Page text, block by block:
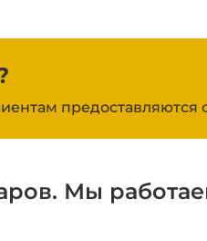
предоставляются
Мы